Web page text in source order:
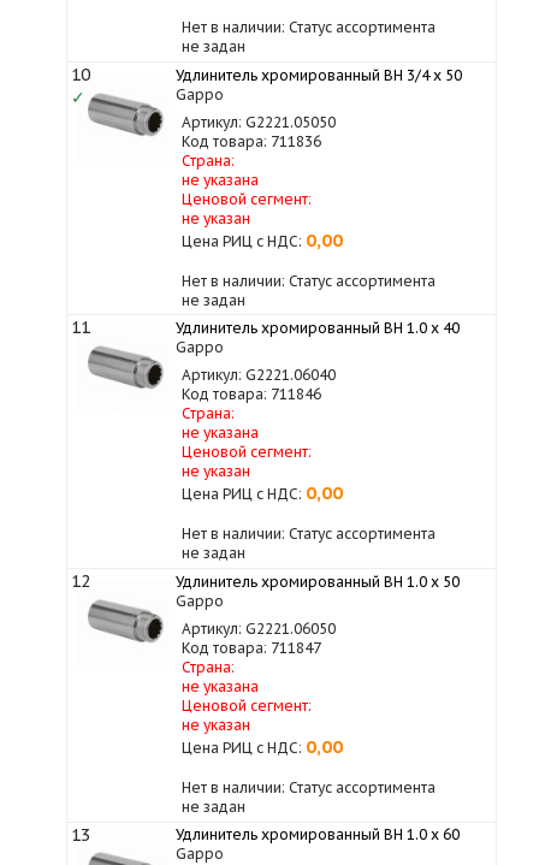
Нет в наличии: Статус ассортимента
не задан
10
✓
Удлинитель хромированный ВН 3/4 x 50
Gappo
Артикул: G2221.05050
Код товара: 711836
Страна:
не указана
Ценовой сегмент:
не указан
Цена РИЦ с НДС: 0,00
Нет в наличии: Статус ассортимента
не задан
11
Удлинитель хромированный ВН 1.0 х 40
Gappo
Артикул: G2221.06040
Код товара: 711846
Страна:
не указана
Ценовой сегмент:
не указан
Цена РИЦ с НДС: 0,00
Нет в наличии: Статус ассортимента
не задан
12
Удлинитель хромированный ВН 1.0 х 50
Gappo
Артикул: G2221.06050
Код товара: 711847
Страна:
не указана
Ценовой сегмент:
не указан
Цена РИЦ с НДС: 0,00
Нет в наличии: Статус ассортимента
не задан
13
Удлинитель хромированный ВН 1.0 х 60
Gappo